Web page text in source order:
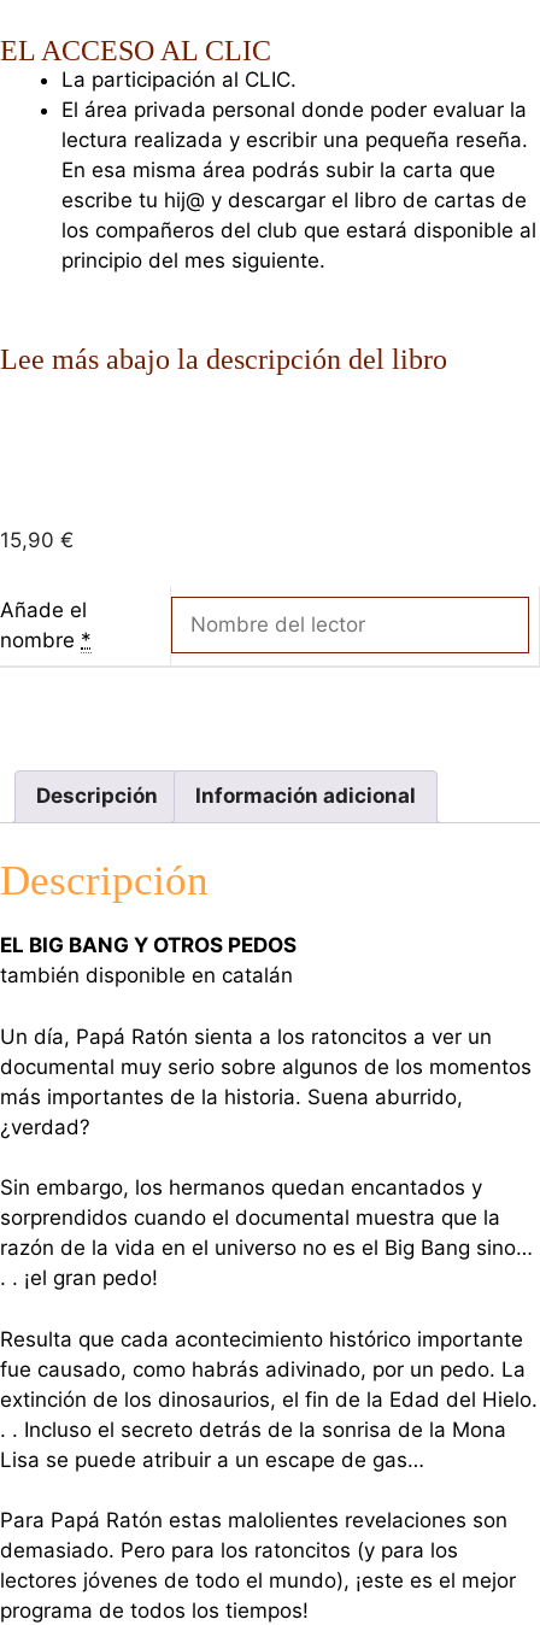
EL ACCESO AL CLIC
La participación al CLIC.
El área privada personal donde poder evaluar la
lectura realizada y escribir una pequeña reseña.
En esa misma área podrás subir la carta que
escribe tu hij@ y descargar el libro de cartas de
los compañeros del club que estará disponible al
principio del mes siguiente.
Lee más abajo la descripción del libro
15,90 €
Añade el
nombre *
Descripción Información adicional
Descripción
EL BIG BANG Y OTROS PEDOS
también disponible en catalán
Un día, Papá Ratón sienta a los ratoncitos a ver un
documental muy serio sobre algunos de los momentos
más importantes de la historia. Suena aburrido,
¿verdad?
Sin embargo, los hermanos quedan encantados y
sorprendidos cuando el documental muestra que la
razón de la vida en el universo no es el Big Bang sino…
. . ¡el gran pedo!
Resulta que cada acontecimiento histórico importante
fue causado, como habrás adivinado, por un pedo. La
extinción de los dinosaurios, el fin de la Edad del Hielo.
. . Incluso el secreto detrás de la sonrisa de la Mona
Lisa se puede atribuir a un escape de gas…
Para Papá Ratón estas malolientes revelaciones son
demasiado. Pero para los ratoncitos (y para los
lectores jóvenes de todo el mundo), ¡este es el mejor
programa de todos los tiempos!